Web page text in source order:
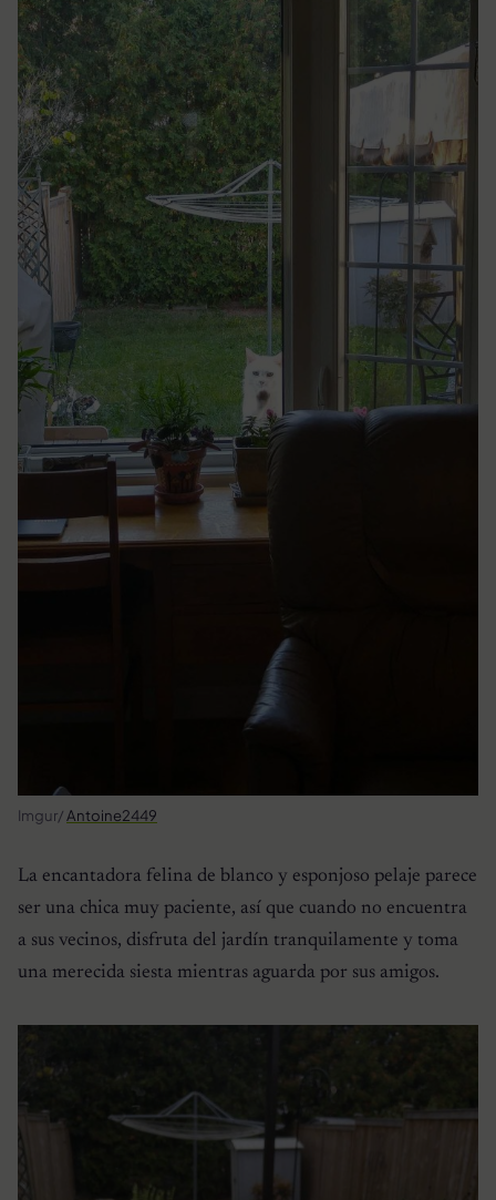
Imgur/ Antoine2449
La encantadora felina de blanco y esponjoso pelaje parece
ser una chica muy paciente, así que cuando no encuentra
a sus vecinos, disfruta del jardín tranquilamente y toma
una merecida siesta mientras aguarda por sus amigos.